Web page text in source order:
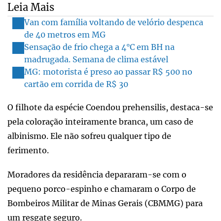
Leia Mais
Van com família voltando de velório despenca
de 40 metros em MG
Sensação de frio chega a 4°C em BH na
madrugada. Semana de clima estável
MG: motorista é preso ao passar R$ 500 no
cartão em corrida de R$ 30
O filhote da espécie Coendou prehensilis, destaca-se
pela coloração inteiramente branca, um caso de
albinismo. Ele não sofreu qualquer tipo de
ferimento.
Moradores da residência depararam-se com o
pequeno porco-espinho e chamaram o Corpo de
Bombeiros Militar de Minas Gerais (CBMMG) para
um resgate seguro.